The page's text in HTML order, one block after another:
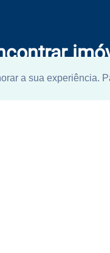
a sua experiência.